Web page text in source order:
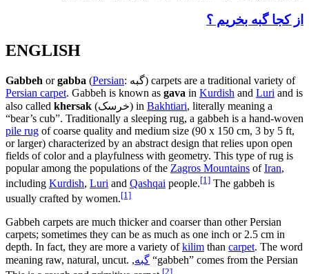
از کجا گبه بخریم ؟
ENGLISH
Gabbeh orgabba (Persian: گبه) carpets are a traditional variety of
Persian carpet. Gabbeh is known as gava in Kurdish and Luri and is
also called khersak (خرسک) in Bakhtiari, literally meaning a
“bear’s cub”. Traditionally a sleeping rug, a gabbeh is a hand-woven
pile rug of coarse quality and medium size (90 x 150 cm, 3 by 5 ft,
or larger) characterized by an abstract design that relies upon open
fields of color and a playfulness with geometry. This type of rug is
popular among the populations of the Zagros Mountains ofIran,
including Kurdish, Luri and Qashqai people.[1] The gabbeh is
usually crafted by women.[1]
Gabbeh carpets are much thicker and coarser than other Persian
carpets; sometimes they can be as much as one inch or 2.5 cm in
depth. In fact, they are more a variety ofkilim than carpet. The word
“gabbeh” comes from the Persian گبه , meaning raw, natural, uncut.
[2]